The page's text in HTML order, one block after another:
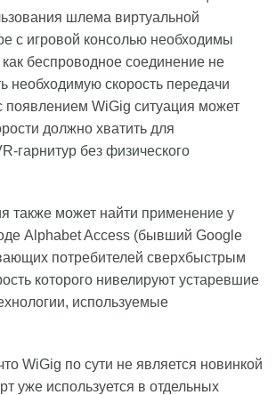
шлема виртуальной
с игровой консолью необходимы
беспроводное соединение не
необходимую скорость передачи
появлением WiGig ситуация может
должно хватить для
гарнитур без физического
также может найти применение у
Alphabet Access (бывший Google
потребителей сверхбыстрым
которого нивелируют устаревшие
используемые
WiGig по сути не является новинкой
уже используется в отдельных